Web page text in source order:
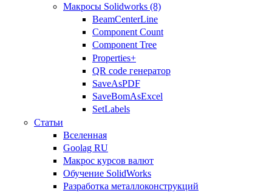
Макросы Solidworks (8)
BeamCenterLine
Component Count
Component Tree
Properties+
QR code генератор
SaveAsPDF
SaveBomAsExcel
SetLabels
Статьи
Вселенная
Goolag RU
Макрос курсов валют
Обучение SolidWorks
Разработка металлоконструкций